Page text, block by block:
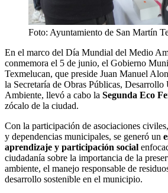
Foto: Ayuntamiento de San Martín
En el marco del Día Mundial del Medio
conmemora el 5 de junio, el Gobierno
Texmelucan, que preside Juan Manuel
la Secretaría de Obras Públicas,
Ambiente, llevó a cabo la Segunda Eco
zócalo de la ciudad.
Con la participación de asociaciones
y dependencias municipales, se generó un
aprendizaje y participación social
ciudadanía sobre la importancia de la
ambiente, el manejo responsable de
desarrollo sostenible en el municipio.